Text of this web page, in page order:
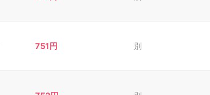
751円 別